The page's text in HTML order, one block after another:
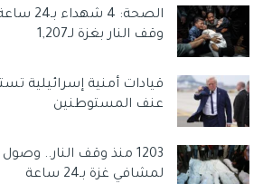
استهلاك الطاقة الكهربائية المستوردة
فلسطين إلى 6 آلاف (غيغا وات/ ساعة).
(بعد خصم الفاقد) حوالي 950 كيلو واط/ ساعة، سنويًا تقريبًا.
الصحة:
وقف النار بغزة لـ1,207
قيادات أمنية إسرائيلية
عنف المستوطنين
لمشافي غزة بـ24 ساعة